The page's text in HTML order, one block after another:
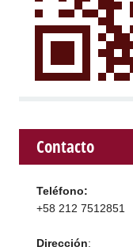
Contacto
Teléfono:
+58 212 7512851
Dirección: